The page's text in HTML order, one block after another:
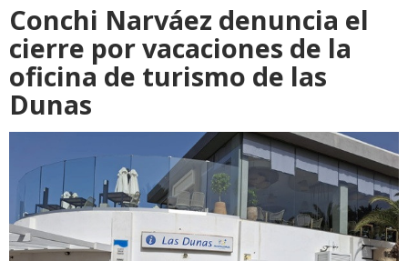
Conchi Narváez denuncia el
cierre por vacaciones de la
oficina de turismo de las
Dunas